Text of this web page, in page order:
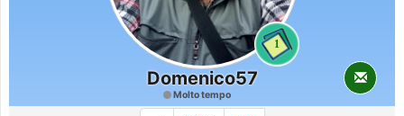
1
Domenico57
Molto tempo